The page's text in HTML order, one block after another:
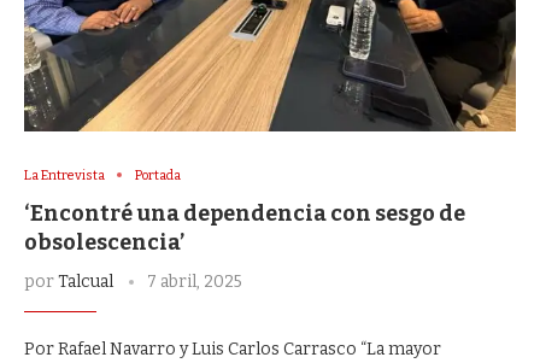
La Entrevista Portada
‘Encontré una dependencia con sesgo de
obsolescencia’
porTalcual 7 abril, 2025
Por Rafael Navarro y Luis Carlos Carrasco “La mayor